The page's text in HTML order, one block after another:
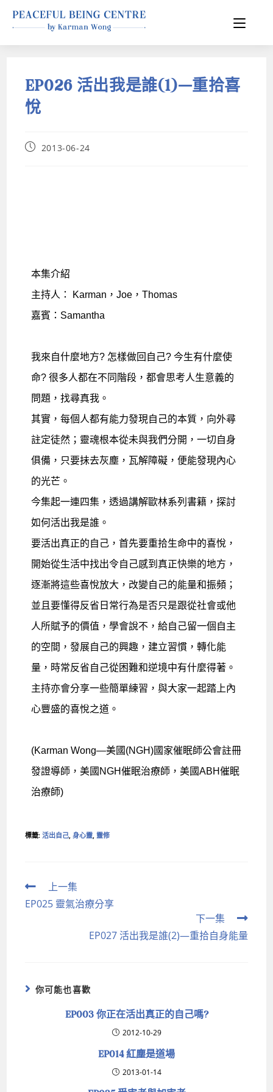
EP026 活出我是誰(1)—重拾喜
悅
2013-06-24
本集介紹
主持人： Karman，Joe，Thomas
嘉賓：Samantha
我來自什麼地方? 怎樣做回自己? 今生有什麼使
命? 很多人都在不同階段，都會思考人生意義的
問題，找尋真我。
其實，每個人都有能力發現自己的本質，向外尋
註定徒然；靈魂根本從未與我們分開，一切自身
俱備，只要抺去灰塵，瓦解障礙，便能發現內心
的光芒。
今集起一連四集，透過講解歐林系列書籍，探討
如何活出我是誰。
要活出真正的自己，首先要重拾生命中的喜悅，
開始從生活中找出令自己感到真正快樂的地方，
逐漸將這些喜悅放大，改變自己的能量和振頻；
並且要懂得反省日常行為是否只是跟從社會或他
人所賦予的價值，學會說不，給自己留一個自主
的空間，發展自己的興趣，建立習慣，轉化能
量，時常反省自己從困難和逆境中有什麼得著。
主持亦會分享一些簡單練習，與大家一起踏上內
心豐盛的喜悅之道。
(Karman Wong—美國(NGH)國家催眠師公會註冊
發證導師，美國NGH催眠治療師，美國ABH催眠
治療師)
標籤:活出自己, 身心靈, 靈修
上一集
EP025 靈氣治療分享
下一集
EP027 活出我是誰(2)—重拾自身能量
你可能也喜歡
EP003 你正在活出真正的自己嗎?
2012-10-29
EP014 紅塵是道場
2013-01-14